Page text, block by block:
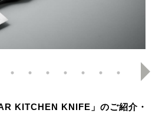
KITCHEN KNIFE」のご紹介・